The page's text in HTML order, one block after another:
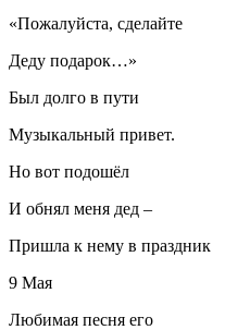
«Пожалуйста, сделайте
Деду подарок…»
Был долго в пути
Музыкальный привет.
Но вот подошёл
И обнял меня дед –
Пришла к нему в праздник
9 Мая
Любимая песня его